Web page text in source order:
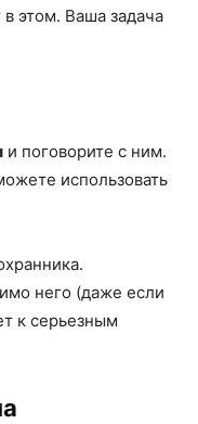
в этом. Ваша задача
и поговорите с ним.
использовать
него (даже если
к серьезным